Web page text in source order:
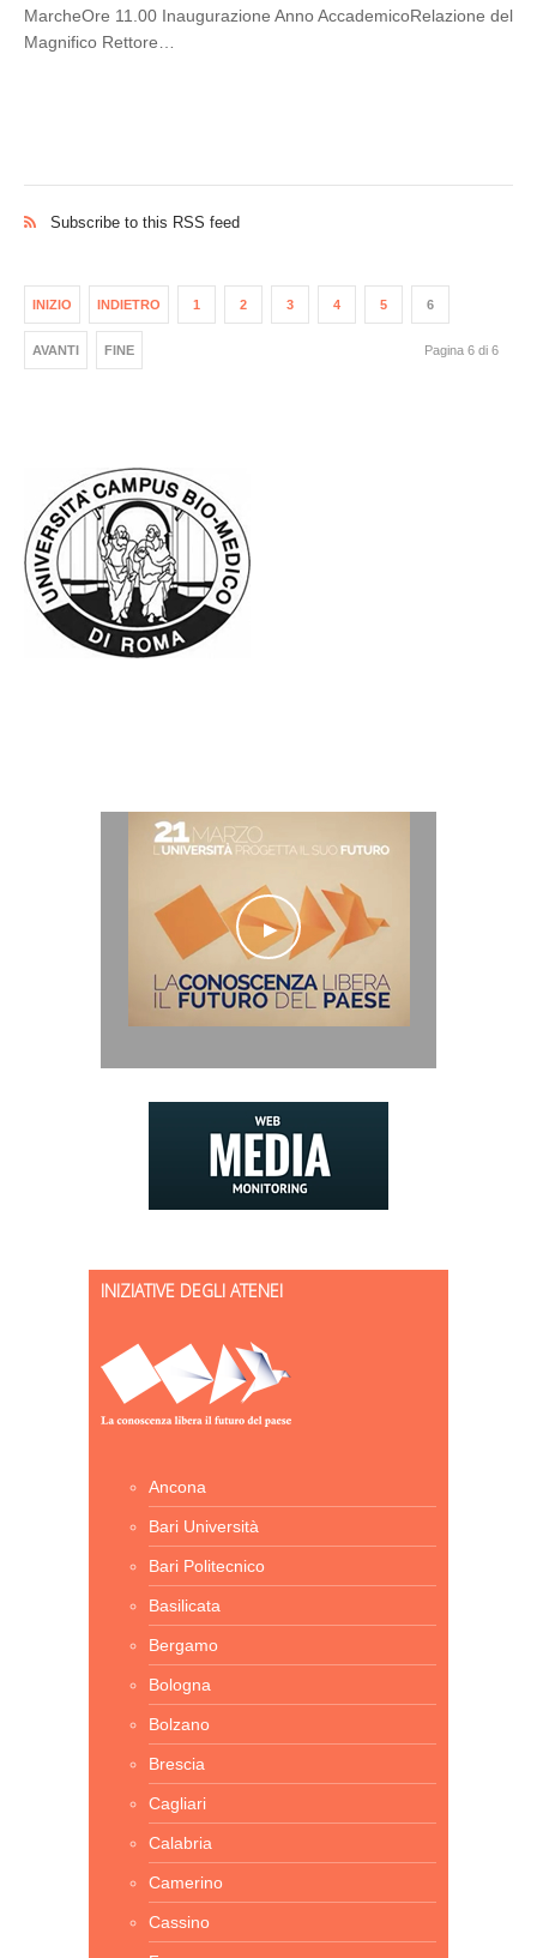
MarcheOre 11.00 Inaugurazione Anno AccademicoRelazione del
Magnifico Rettore…
Subscribe to this RSS feed
INIZIO INDIETRO 1 2 3 4 5 6
AVANTI FINE Pagina 6 di 6
INIZIATIVE DEGLI ATENEI
Ancona
Bari Università
Bari Politecnico
Basilicata
Bergamo
Bologna
Bolzano
Brescia
Cagliari
Calabria
Camerino
Cassino